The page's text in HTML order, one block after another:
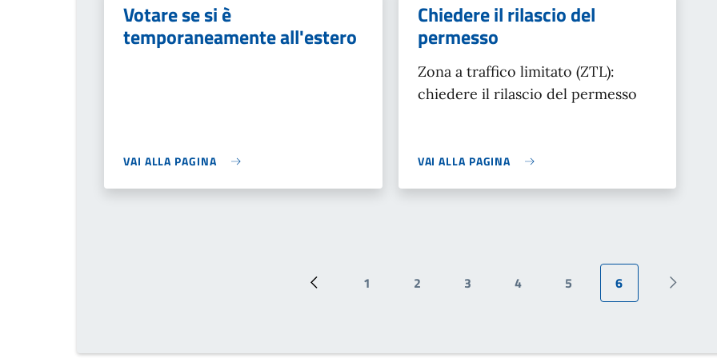
Votare se si è
temporaneamente all'estero
VAI ALLA PAGINA
Chiedere il rilascio del
permesso
Zona a traffico limitato (ZTL):
chiedere il rilascio del permesso
VAI ALLA PAGINA
Pagina precedente
Pagina
1
Pagina
2
Pagina
3
Pagina
4
Pagina
5
Pagina attuale
6
Pagina